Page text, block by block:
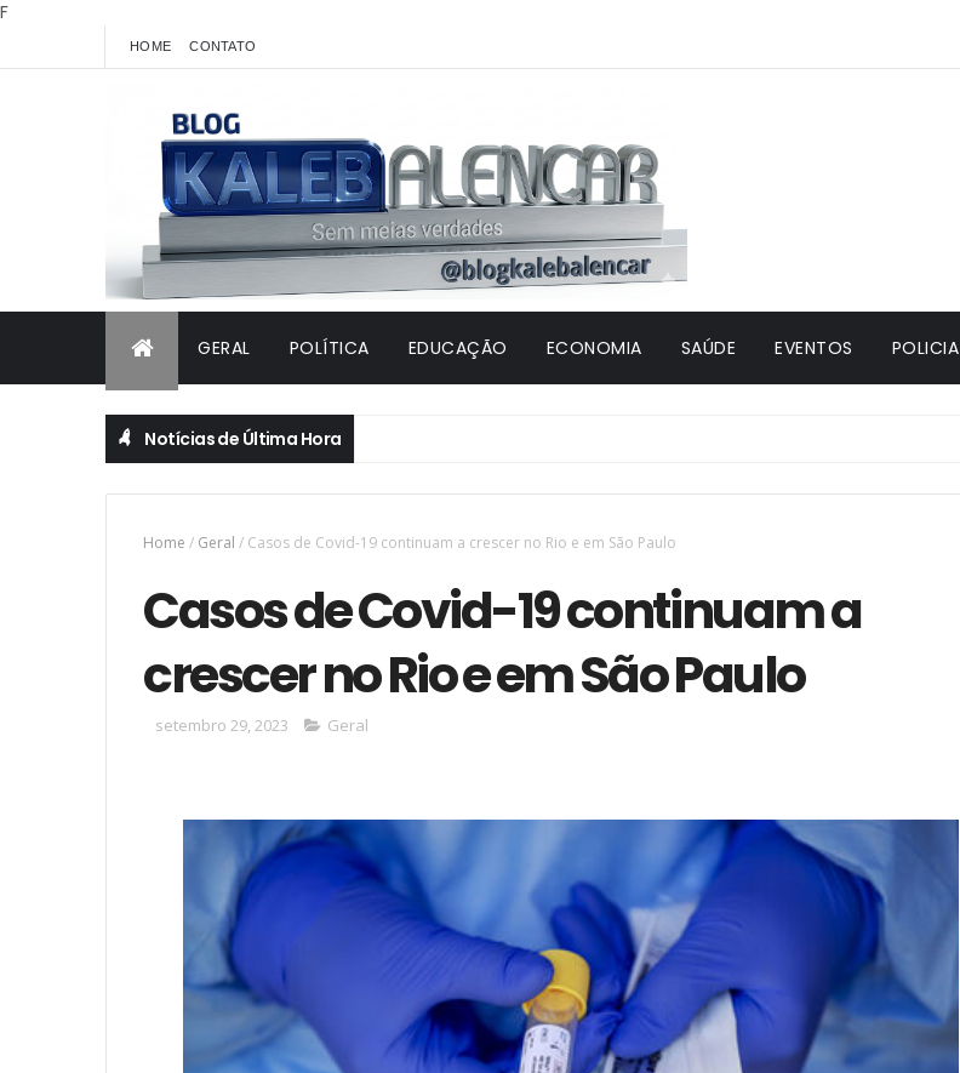
F
HOME CONTATO
GERAL POLÍTICA EDUCAÇÃO ECONOMIA SAÚDE EVENTOS POLICIA
Notícias de Última Hora
Home / Geral / Casos de Covid-19 continuam a crescer no Rio e em São Paulo
Casos de Covid-19 continuam a
crescer no Rio e em São Paulo
setembro 29, 2023 Geral